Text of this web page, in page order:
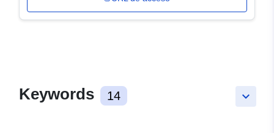
keyboard_arrow_down
Keywords 14